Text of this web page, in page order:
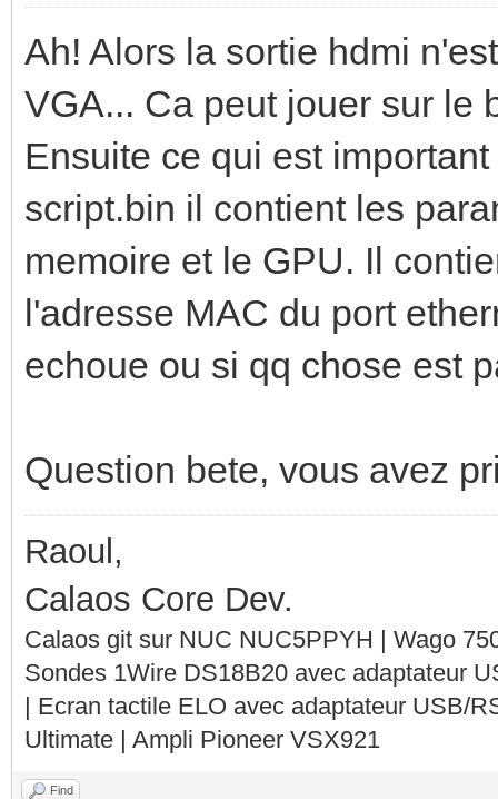
Ah! Alors la sortie hdmi
VGA... Ca peut jouer sur le
Ensuite ce qui est
script.bin il contient les
memoire et le GPU. Il
l'adresse MAC du port
echoue ou si qq chose est
Question bete, vous avez
Raoul,
Calaos Core Dev.
Calaos git sur NUC NUC5PPYH | Wago
Sondes 1Wire DS18B20 avec adaptateur
| Ecran tactile ELO avec adaptateur USB/
Ultimate | Ampli Pioneer VSX921
Find